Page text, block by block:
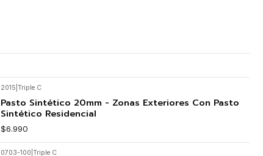
2015 |Triple C
Pasto Sintético 20mm - Zonas Exteriores Con Pasto
Sintético Residencial
$6.990
0703-100 |Triple C